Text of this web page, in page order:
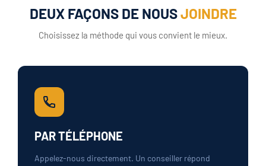
DEUX FAÇONS DE NOUSJOINDRE
Choisissez la méthode qui vous convient le mieux.
PAR TÉLÉPHONE
Appelez-nous directement. Un conseiller répond